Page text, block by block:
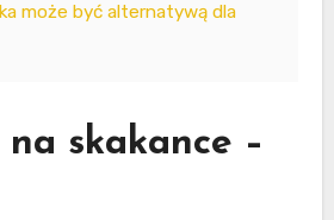
może być alternatywą dla
skakance –